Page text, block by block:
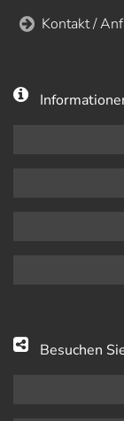
Kontakt /
Besuchen